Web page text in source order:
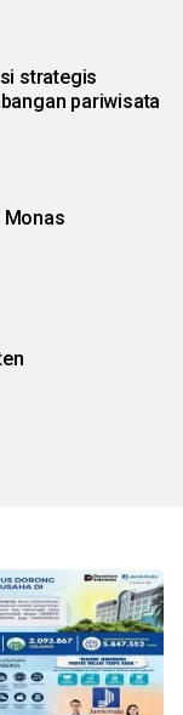
strategis
pariwisata
Monas